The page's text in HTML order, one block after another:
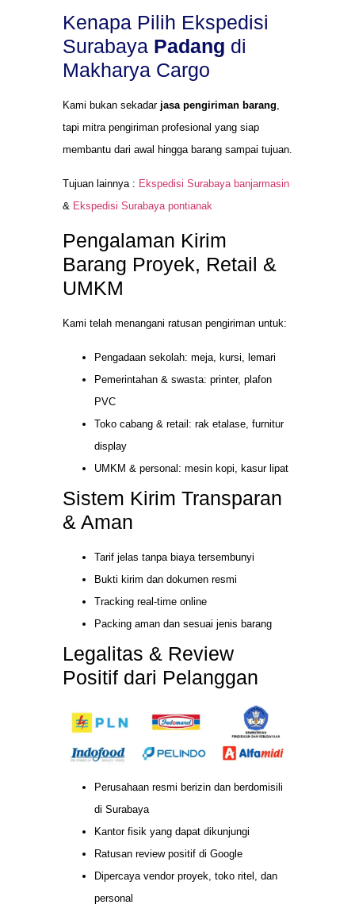
Kenapa Pilih Ekspedisi
Surabaya Padang di
Makharya Cargo
Kami bukan sekadar jasa pengiriman barang,
tapi mitra pengiriman profesional yang siap
membantu dari awal hingga barang sampai tujuan.
Tujuan lainnya : Ekspedisi Surabaya banjarmasin
& Ekspedisi Surabaya pontianak
Pengalaman Kirim
Barang Proyek, Retail &
UMKM
Kami telah menangani ratusan pengiriman untuk:
Pengadaan sekolah: meja, kursi, lemari
Pemerintahan & swasta: printer, plafon
PVC
Toko cabang & retail: rak etalase, furnitur
display
UMKM & personal: mesin kopi, kasur lipat
Sistem Kirim Transparan
& Aman
Tarif jelas tanpa biaya tersembunyi
Bukti kirim dan dokumen resmi
Tracking real-time online
Packing aman dan sesuai jenis barang
Legalitas & Review
Positif dari Pelanggan
Perusahaan resmi berizin dan berdomisili
di Surabaya
Kantor fisik yang dapat dikunjungi
Ratusan review positif di Google
Dipercaya vendor proyek, toko ritel, dan
personal